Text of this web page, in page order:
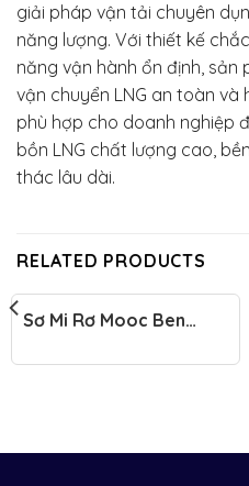
giải pháp vận tải chuyên
năng lượng. Với thiết kế
năng vận hành ổn định,
vận chuyển LNG an toàn và
phù hợp cho doanh nghiệp
bồn LNG chất lượng cao,
thác lâu dài.
RELATED PRODUCTS
Sơ Mi Rơ Mooc Ben